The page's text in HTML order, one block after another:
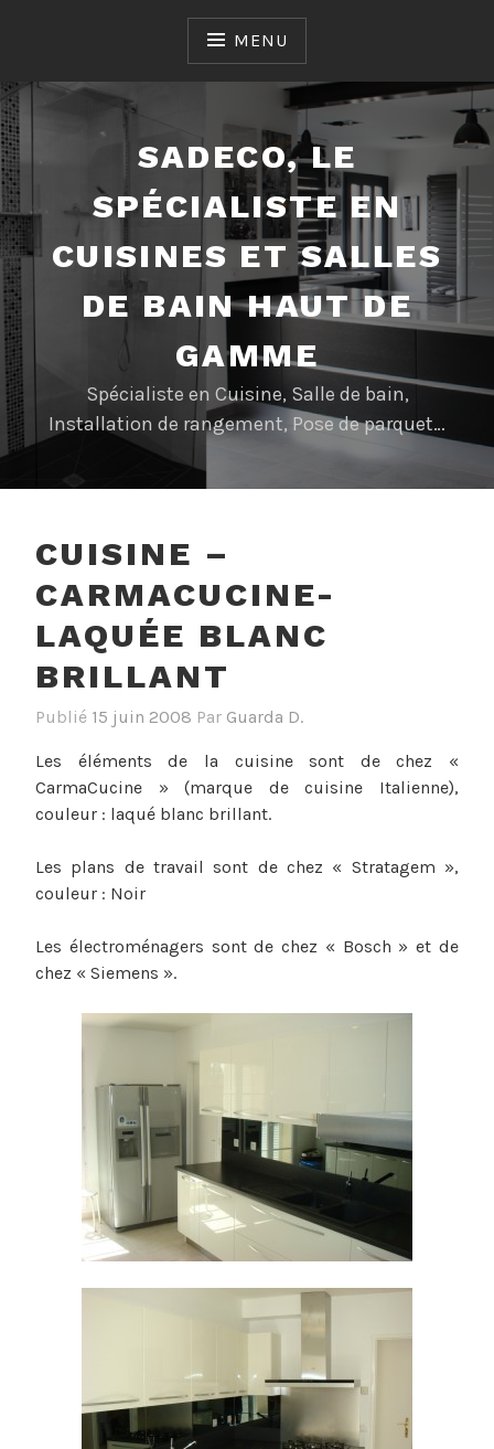
MENU
SADECO, LE
SPÉCIALISTE EN
CUISINES ET SALLES
DE BAIN HAUT DE
GAMME
Spécialiste en Cuisine, Salle de bain,
Installation de rangement, Pose de parquet…
CUISINE –
CARMACUCINE-
LAQUÉE BLANC
BRILLANT
Publié 15 juin 2008 Par Guarda D.
Les éléments de la cuisine sont de chez «
CarmaCucine » (marque de cuisine Italienne),
couleur : laqué blanc brillant.
Les plans de travail sont de chez « Stratagem »,
couleur : Noir
Les électroménagers sont de chez « Bosch » et de
chez « Siemens ».